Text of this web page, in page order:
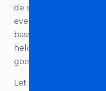
de set goed in te
evenementen. Door
basspeakers kan
heldere en warme
goed inspelen op het
Let op: bij deze